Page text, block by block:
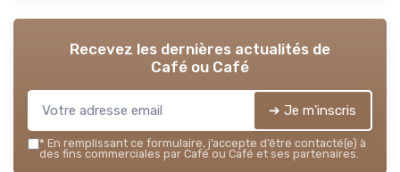
Recevez les dernières actualités de
Café ou Café
➔ Je m'inscris
* En remplissant ce formulaire, j’accepte d’être contacté(e) à
des fins commerciales par Café ou Café et ses partenaires.